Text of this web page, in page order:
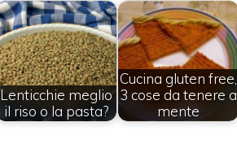
Lenticchie meglio
il riso o la pasta?
Cucina gluten free,
3 cose da tenere a
mente